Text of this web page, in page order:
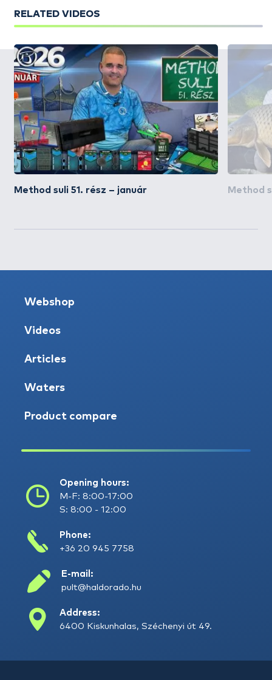
RELATED VIDEOS
Method suli 51. rész – január Method
Webshop
Videos
Articles
Waters
Product compare
Opening hours:
M-F: 8:00-17:00
S: 8:00 - 12:00
Phone:
+36 20 945 7758
E-mail:
pult@haldorado.hu
Address:
6400 Kiskunhalas, Széchenyi út 49.